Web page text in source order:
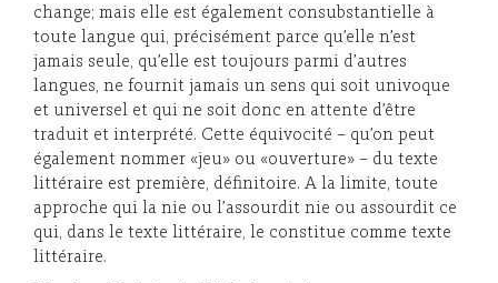
change; mais elle est également consubstantielle à
toute langue qui, précisément parce qu’elle n’est
jamais seule, qu’elle est toujours parmi d’autres
langues, ne fournit jamais un sens qui soit univoque
et universel et qui ne soit donc en attente d’être
traduit et interprété. Cette équivocité – qu’on peut
également nommer «jeu» ou «ouverture» – du texte
littéraire est première, définitoire. A la limite, toute
approche qui la nie ou l’assourdit nie ou assourdit ce
qui, dans le texte littéraire, le constitue comme texte
littéraire.